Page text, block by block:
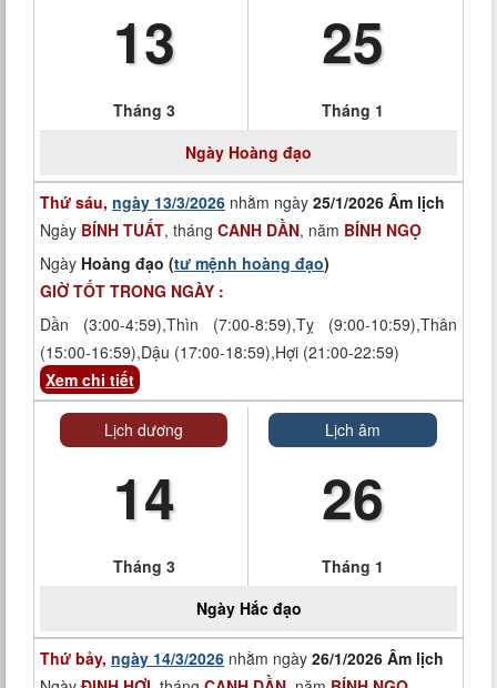
13
Tháng 3
25
Tháng 1
Ngày Hoàng đạo
Thứ sáu, ngày 13/3/2026 nhằm ngày 25/1/2026 Âm lịch
Ngày BÍNH TUẤT, tháng CANH DẦN, năm BÍNH NGỌ
Ngày Hoàng đạo (tư mệnh hoàng đạo)
GIỜ TỐT TRONG NGÀY :
Dần (3:00-4:59),Thìn (7:00-8:59),Tỵ (9:00-10:59),Thân
(15:00-16:59),Dậu (17:00-18:59),Hợi (21:00-22:59)
Xem chi tiết
Lịch dương
14
Tháng 3
Lịch âm
26
Tháng 1
Ngày Hắc đạo
Thứ bảy, ngày 14/3/2026 nhằm ngày 26/1/2026 Âm lịch